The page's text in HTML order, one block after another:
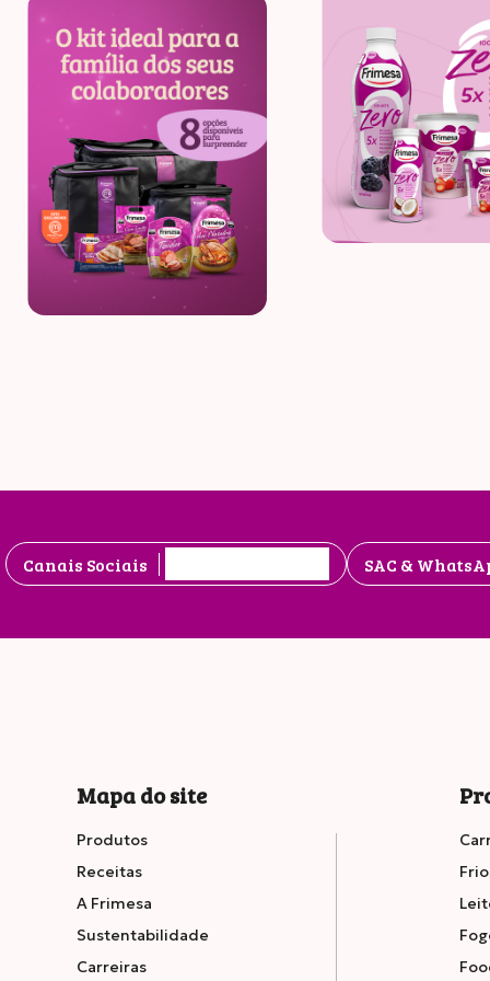
Canais Sociais SAC &
Mapa do site
Produtos
Receitas
A Frimesa
Sustentabilidade
Carreiras